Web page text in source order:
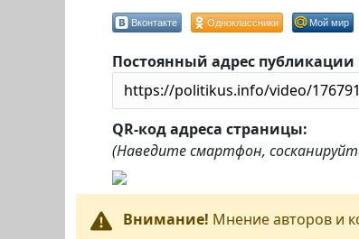
Вконтакте Одноклассники Мой мир
Постоянный адрес
QR-код адреса страницы:
(Наведите смартфон,
Внимание! Мнение авторов и